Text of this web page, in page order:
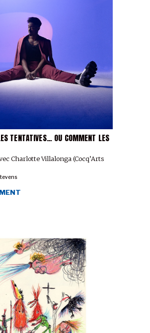
TENTATIVES… OU COMMENT LES
Charlotte Villalonga (Cocq’Arts